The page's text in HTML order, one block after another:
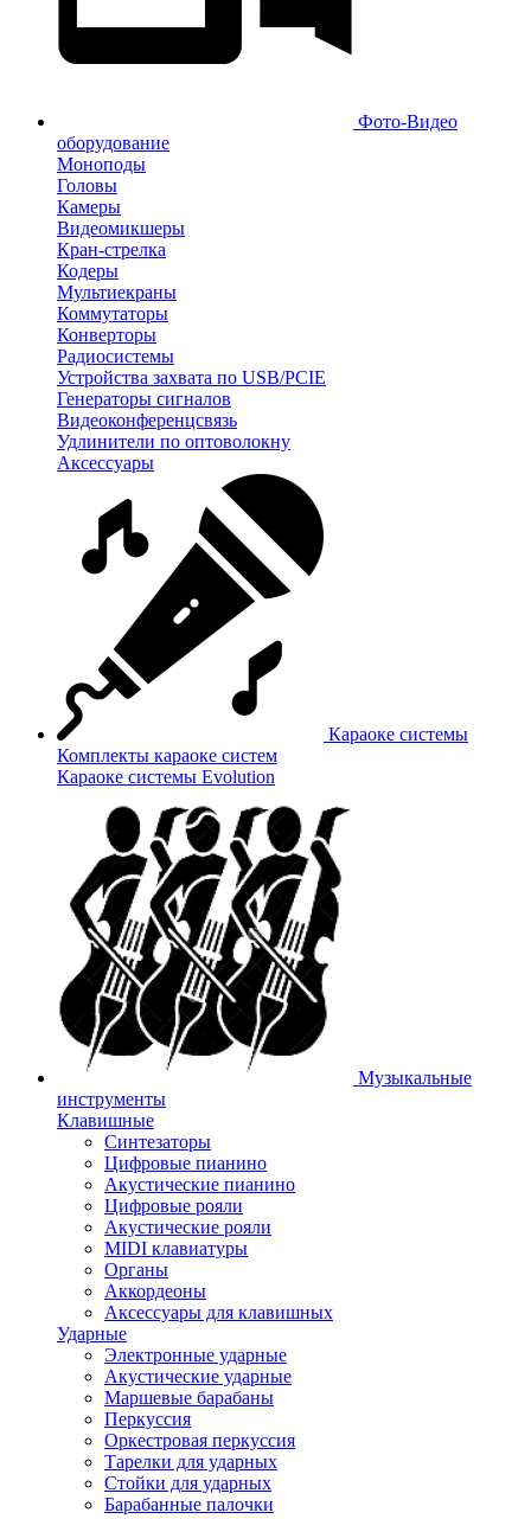
Фото-Видео
оборудование
Моноподы
Головы
Камеры
Видеомикшеры
Кран-стрелка
Кодеры
Мультиекраны
Коммутаторы
Конверторы
Радиосистемы
Устройства захвата по USB/PCIE
Генераторы сигналов
Видеоконференцсвязь
Удлинители по оптоволокну
Аксессуары
Караоке системы
Комплекты караоке систем
Караоке системы Evolution
Музыкальные
инструменты
Клавишные
Синтезаторы
Цифровые пианино
Акустические пианино
Цифровые рояли
Акустические рояли
MIDI клавиатуры
Органы
Аккордеоны
Аксессуары для клавишных
Ударные
Электронные ударные
Акустические ударные
Маршевые барабаны
Перкуссия
Оркестровая перкуссия
Тарелки для ударных
Стойки для ударных
Барабанные палочки